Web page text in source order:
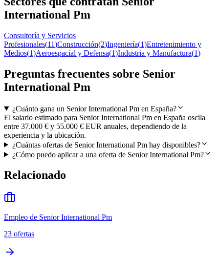
International Pm
Consultoría y Servicios
Profesionales(11)Construcción(2)Ingeniería(1)Entretenimiento y
Medios(1)Aeroespacial y Defensa(1)Industria y Manufactura(1)
Preguntas frecuentes sobre Senior
International Pm
¿Cuánto gana un Senior International Pm en España?
El salario estimado para Senior International Pm en España oscila
entre 37.000 € y 55.000 € EUR anuales, dependiendo de la
experiencia y la ubicación.
¿Cuántas ofertas de Senior International Pm hay disponibles?
¿Cómo puedo aplicar a una oferta de Senior International Pm?
Relacionado
Empleo de Senior International Pm
23 ofertas